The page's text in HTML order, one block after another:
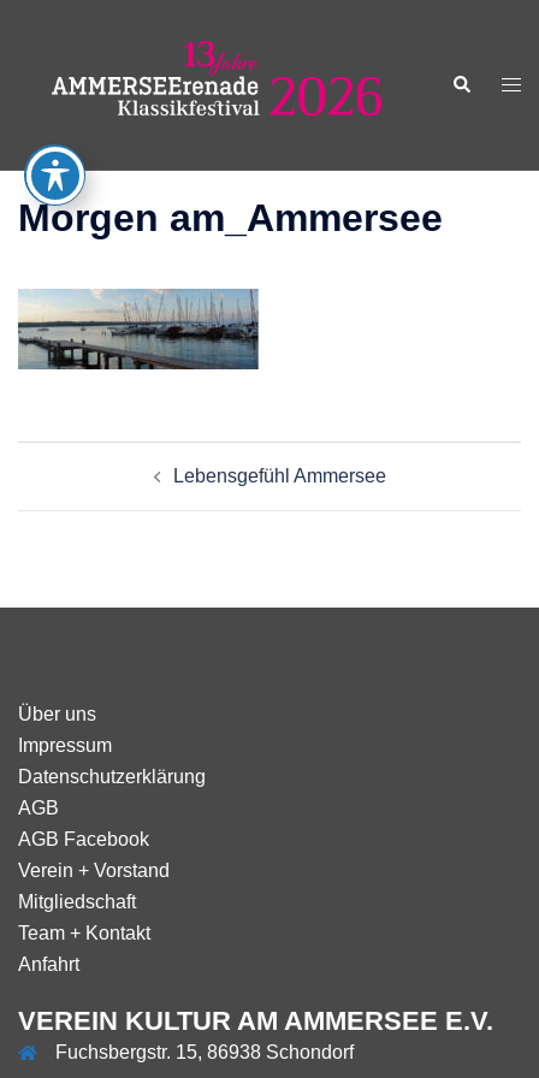
springen
Suche
Morgen am_Ammersee
Lebensgefühl Ammersee
Über uns
Impressum
Datenschutzerklärung
AGB
AGB Facebook
Verein + Vorstand
Mitgliedschaft
Team + Kontakt
Anfahrt
VEREIN KULTUR AM AMMERSEE E.V.
Fuchsbergstr. 15, 86938 Schondorf